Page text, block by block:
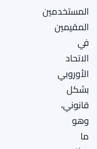
المستخدمين
المقيمين
في
الاتحاد
الأوروبي
بشكل
قانوني،
وهو
ما